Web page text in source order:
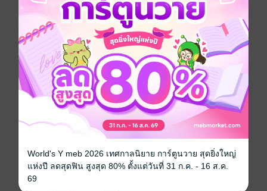
ระหว่างมิติ
ประเภทไฟล์
pdf, epub (สารบัญ)
วันที่วางขาย 22 เมษายน 2569
ความยาว 437 หน้า (≈ 66,184 คำ)
ราคาปก 299 บาท (ประหยัด 40%)
เล่มอื่นๆ ในซีรีส์
World's Y meb 2026 เทศกาลนิยาย การ์ตูนวาย สุดยิ่งใหญ่
แห่งปี ลดสุดฟิน สูงสุด 80% ตั้งแต่วันที่ 31 ก.ค. - 16 ส.ค.
69